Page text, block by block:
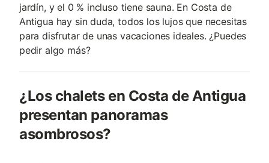
jardín, y el 0 % incluso tiene sauna. En Costa de
Antigua hay sin duda, todos los lujos que necesitas
para disfrutar de unas vacaciones ideales. ¿Puedes
pedir algo más?
¿Los chalets en Costa de Antigua
presentan panoramas
asombrosos?